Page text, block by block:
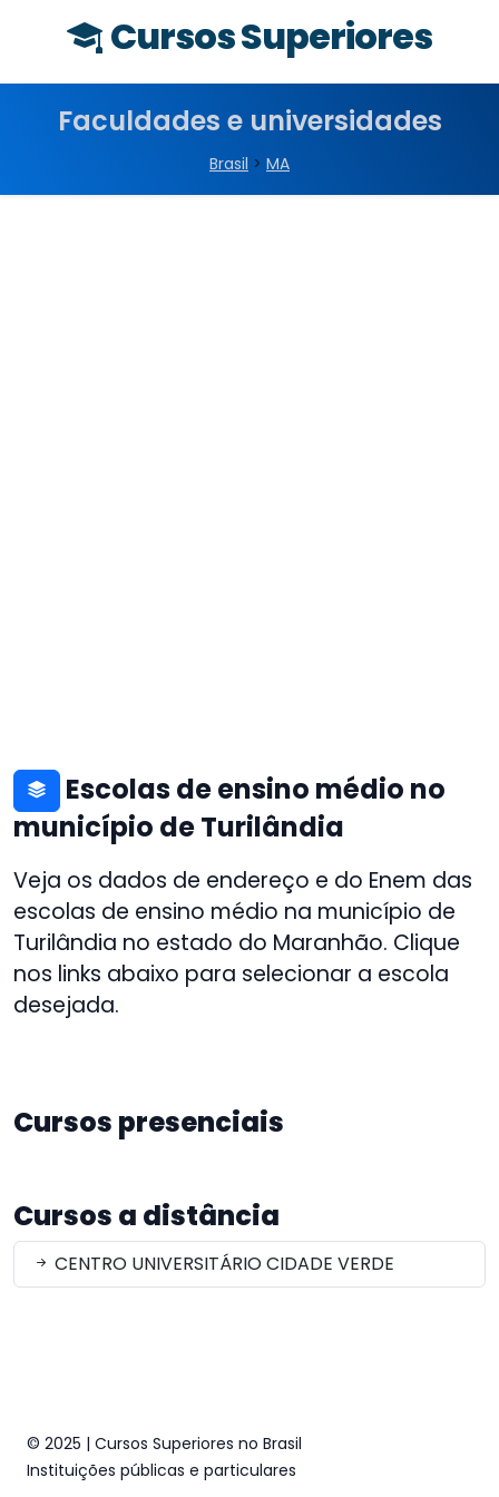
Cursos Superiores
Faculdades e universidades
Brasil > MA
Escolas de ensino médio no
município de Turilândia
Veja os dados de endereço e do Enem das
escolas de ensino médio na município de
Turilândia no estado do Maranhão. Clique
nos links abaixo para selecionar a escola
desejada.
Cursos presenciais
Cursos a distância
CENTRO UNIVERSITÁRIO CIDADE VERDE
© 2025 | Cursos Superiores no Brasil
Instituições públicas e particulares